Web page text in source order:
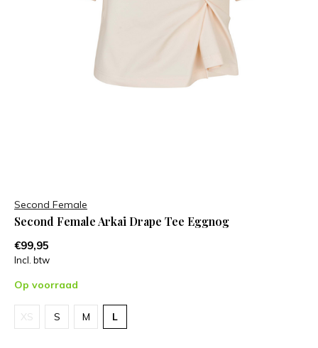
Second Female
Second Female Arkai Drape Tee Eggnog
€99,95
Incl. btw
Op voorraad
XS S M L